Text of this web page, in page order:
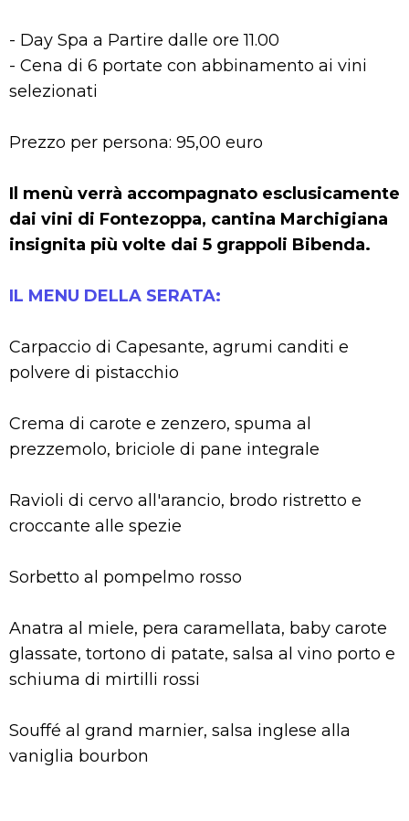
- Day Spa a Partire dalle ore 11.00
- Cena di 6 portate con abbinamento ai vini
selezionati
Prezzo per persona: 95,00 euro
Il menù verrà accompagnato esclusicamente
dai vini di Fontezoppa, cantina Marchigiana
insignita più volte dai 5 grappoli Bibenda.
IL MENU DELLA SERATA:
Carpaccio di Capesante, agrumi canditi e
polvere di pistacchio
Crema di carote e zenzero, spuma al
prezzemolo, briciole di pane integrale
Ravioli di cervo all'arancio, brodo ristretto e
croccante alle spezie
Sorbetto al pompelmo rosso
Anatra al miele, pera caramellata, baby carote
glassate, tortono di patate, salsa al vino porto e
schiuma di mirtilli rossi
Souffé al grand marnier, salsa inglese alla
vaniglia bourbon